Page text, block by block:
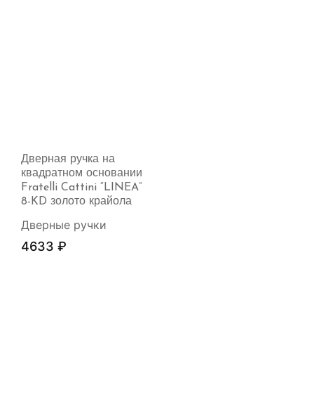
Дверная ручка на
квадратном основании
Fratelli Cattini “LINEA”
8-KD золото крайола
Дверные ручки
4633 ₽